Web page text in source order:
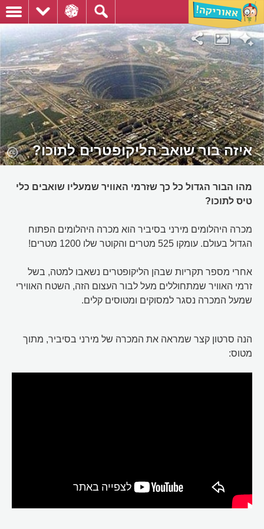
איזה בור שואב הליקופטרים לתוכו?
מהו הבור הגדול כל כך שזרמי האוויר שמעליו שואבים כלי
טיס לתוכו?
מכרה היהלומים מירני בסיביר הוא מכרה היהלומים הפתוח
הגדול בעולם. עומקו 525 מטרים והקוטר שלו 1200 מטרים!
אחרי מספר תקריות שבהן הליקופטרים נשאבו למטה, בשל
זרמי האוויר שמתחוללים מעל לבור העצום הזה, השטח האווירי
שמעל המכרה נסגר למסוקים ומטוסים קלים.
הנה סרטון קצר שמראה את המכרה של מירני בסיביר, מתוך
מטוס: